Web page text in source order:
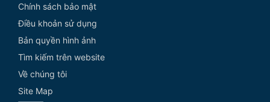
Chính sách bảo mật
Điều khoản sử dụng
Bản quyền hình ảnh
Tìm kiếm trên website
Về chúng tôi
Site Map